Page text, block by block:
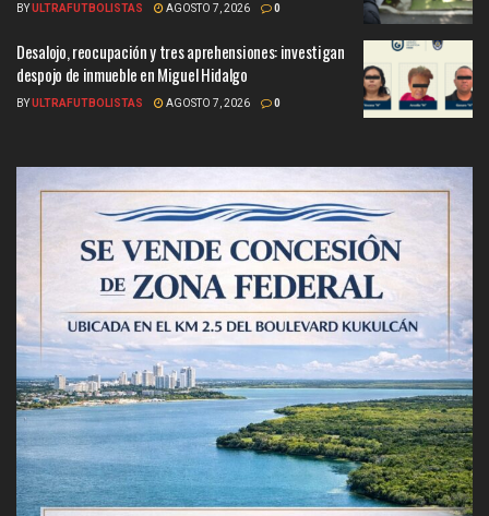
BYULTRAFUTBOLISTAS AGOSTO 7, 2026 0
Desalojo, reocupación y tres aprehensiones: investigan
despojo de inmueble en Miguel Hidalgo
BYULTRAFUTBOLISTAS AGOSTO 7, 2026 0